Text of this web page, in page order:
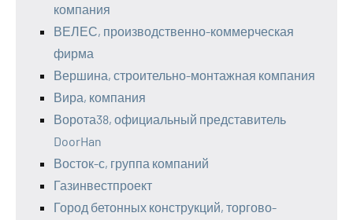
компания
ВЕЛЕС, производственно-коммерческая
фирма
Вершина, строительно-монтажная компания
Вира, компания
Ворота38, официальный представитель
DoorHan
Восток-с, группа компаний
Газинвестпроект
Город бетонных конструкций, торгово-